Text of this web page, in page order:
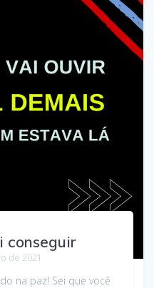
conseguir
de 2021
na paz! Sei que você